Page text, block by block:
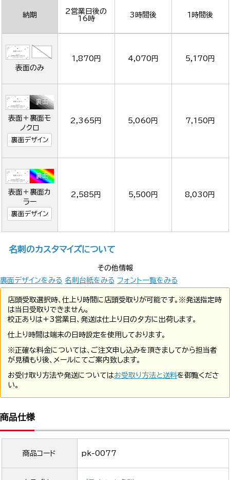
納期
2営業日後の
16時
3時間後 1時間後
表面のみ
1,870円 4,070円 5,170円
表面＋裏面モ
ノクロ
裏面デザイン
2,365円 5,060円 7,150円
表面＋裏面カ
ラー
裏面デザイン
2,585円 5,500円 8,030円
名刺のカスタマイズについて
その他情報
裏面デザインをみる 名刺台紙をみる フォント一覧をみる
店頭受取選択時、仕上り時間に店頭受取りが可能です。※発送指定時
は当日受取りできません。
校正ありは+3営業日、発送は仕上り日の夕方に出荷します。
仕上り時間は端末の日時設定を使用しております。
※正確な料金については、ご注文申し込みを頂きましてから担当者
が見積もり後、メールにてご案内致します。
お受け取り方法や発送についてはお受取り方法と送料を御覧くださ
い。
商品仕様
商品コード pk-0077